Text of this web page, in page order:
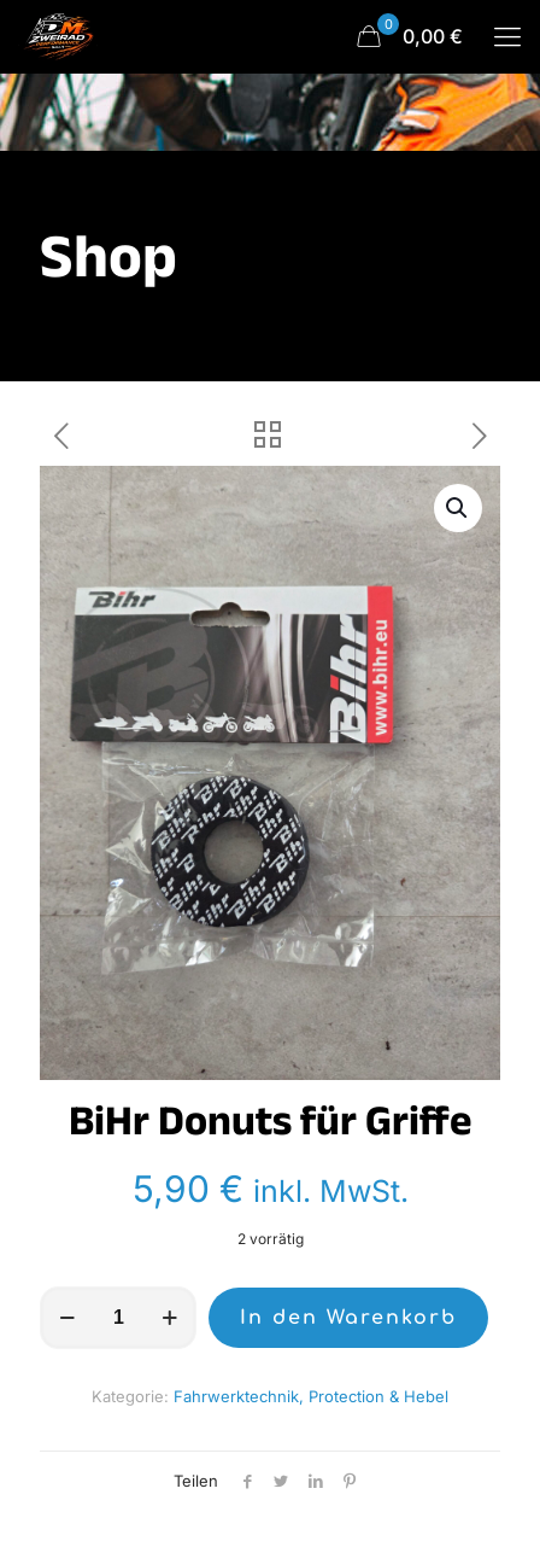
0 0,00 €
Shop
BiHr Donuts für Griffe
5,90 € inkl. MwSt.
2 vorrätig
Donuts
In den Warenkorb
Kategorie: Fahrwerktechnik, Protection & Hebel
Teilen